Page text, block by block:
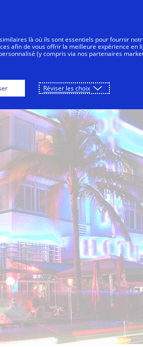
là où ils sont essentiels pour fournir
afin de vous offrir la meilleure expérience en
(y compris via nos partenaires
Réviser les choix